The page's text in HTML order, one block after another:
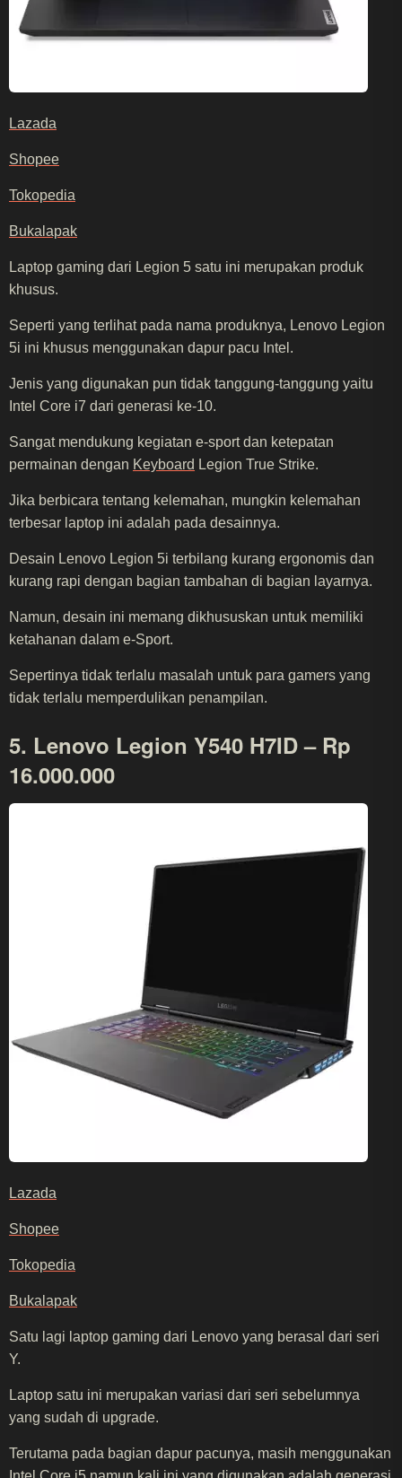
Lazada
Shopee
Tokopedia
Bukalapak
Laptop gaming dari Legion 5 satu ini merupakan produk
khusus.
Seperti yang terlihat pada nama produknya, Lenovo Legion
5i ini khusus menggunakan dapur pacu Intel.
Jenis yang digunakan pun tidak tanggung-tanggung yaitu
Intel Core i7 dari generasi ke-10.
Sangat mendukung kegiatan e-sport dan ketepatan
permainan dengan Keyboard Legion True Strike.
Jika berbicara tentang kelemahan, mungkin kelemahan
terbesar laptop ini adalah pada desainnya.
Desain Lenovo Legion 5i terbilang kurang ergonomis dan
kurang rapi dengan bagian tambahan di bagian layarnya.
Namun, desain ini memang dikhususkan untuk memiliki
ketahanan dalam e-Sport.
Sepertinya tidak terlalu masalah untuk para gamers yang
tidak terlalu memperdulikan penampilan.
5. Lenovo Legion Y540 H7ID – Rp
16.000.000
Lazada
Shopee
Tokopedia
Bukalapak
Satu lagi laptop gaming dari Lenovo yang berasal dari seri
Y.
Laptop satu ini merupakan variasi dari seri sebelumnya
yang sudah di upgrade.
Terutama pada bagian dapur pacunya, masih menggunakan